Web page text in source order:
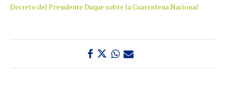
Decreto del Presidente Duque sobre la Cuarentena Nacional